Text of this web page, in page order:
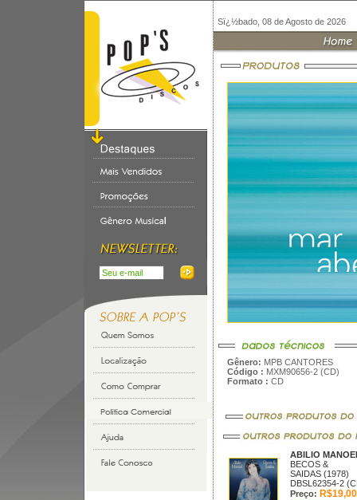
Sï¿½bado, 08 de Agosto de 2026
Gênero: MPB CANTORES
Código : MXM90656-2 (CD)
Formato : CD
ABILIO
BECOS &
SAIDAS (1978)
DBSL62354-2
Preço: R$19,00